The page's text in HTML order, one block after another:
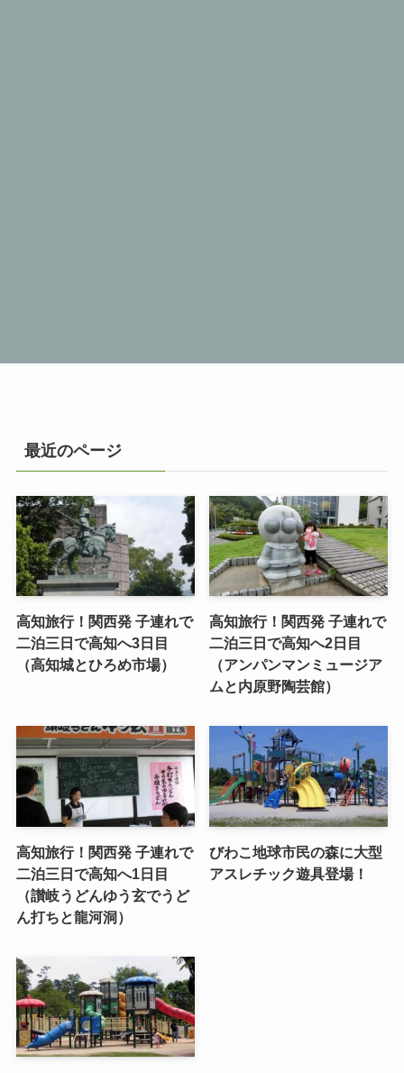
最近のページ
高知旅行！関西発 子連れで
二泊三日で高知へ3日目
（高知城とひろめ市場）
高知旅行！関西発 子連れで
二泊三日で高知へ2日目
（アンパンマンミュージア
ムと内原野陶芸館）
高知旅行！関西発 子連れで
二泊三日で高知へ1日目
（讃岐うどんゆう玄でうど
ん打ちと龍河洞）
びわこ地球市民の森に大型
アスレチック遊具登場！